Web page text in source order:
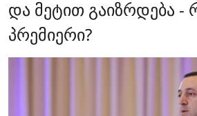
და მეტით გაიზრდება -
პრემიერი?